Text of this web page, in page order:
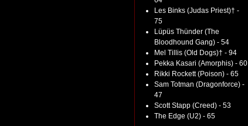
Les Binks (Judas Priest)† -
75
Lüpüs Thünder (The
Bloodhound Gang) - 54
Mel Tillis (Old Dogs)† - 94
Pekka Kasari (Amorphis) - 60
Rikki Rockett (Poison) - 65
Sam Totman (Dragonforce) -
47
Scott Stapp (Creed) - 53
The Edge (U2) - 65